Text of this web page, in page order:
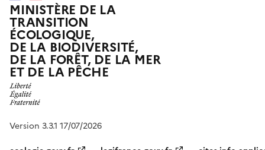
MINISTÈRE DE LA
TRANSITION
ÉCOLOGIQUE,
DE LA BIODIVERSITÉ,
DE LA FORÊT, DE LA MER
ET DE LA PÊCHE
Version 3.3.1 17/07/2026